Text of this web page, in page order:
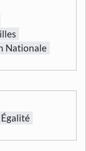
Nationale
Égalité